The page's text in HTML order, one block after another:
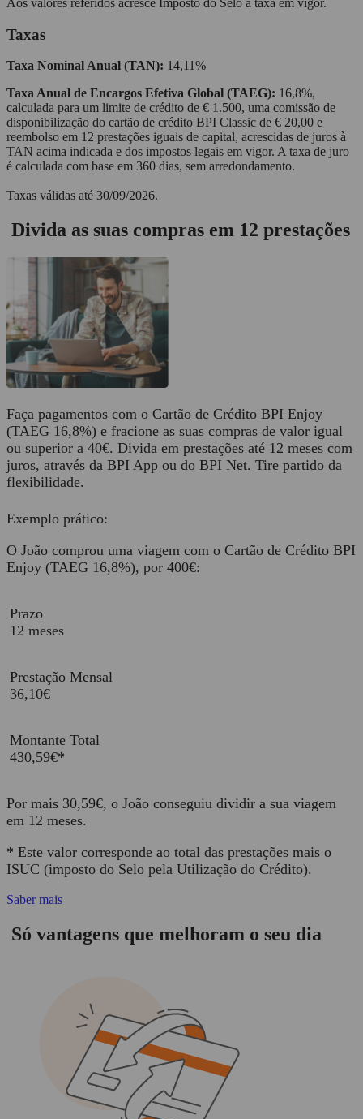
Taxas
Taxa Nominal Anual (TAN): 14,11%
Taxa Anual de Encargos Efetiva Global (TAEG): 16,8%,
calculada para um limite de crédito de € 1.500, uma comissão de
disponibilização do cartão de crédito BPI Classic de € 20,00 e
reembolso em 12 prestações iguais de capital, acrescidas de juros à
TAN acima indicada e dos impostos legais em vigor. A taxa de juro
é calculada com base em 360 dias, sem arredondamento.
Taxas válidas até 30/09/2026.
Divida as suas compras em 12 prestações
Faça pagamentos com o Cartão de Crédito BPI Enjoy
(TAEG 16,8%) e fracione as suas compras de valor igual
ou superior a 40€. Divida em prestações até 12 meses com
juros, através da BPI App ou do BPI Net. Tire partido da
flexibilidade.
Exemplo prático:
O João comprou uma viagem com o Cartão de Crédito BPI
Enjoy (TAEG 16,8%), por 400€:
Prazo
12 meses
Prestação Mensal
36,10€
Montante Total
430,59€*
Por mais 30,59€, o João conseguiu dividir a sua viagem
em 12 meses.
* Este valor corresponde ao total das prestações mais o
ISUC (imposto do Selo pela Utilização do Crédito).
Saber mais
Só vantagens que melhoram o seu dia